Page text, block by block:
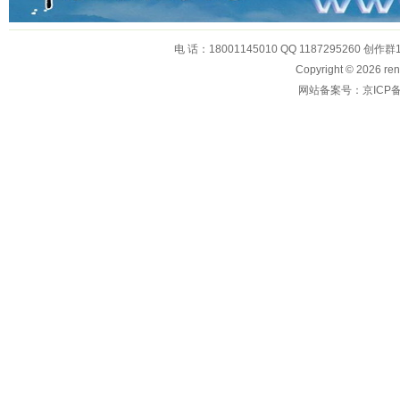
电 话：18001145010 QQ 1187295260 创作
Copyright © 2026
网站备案号：京ICP